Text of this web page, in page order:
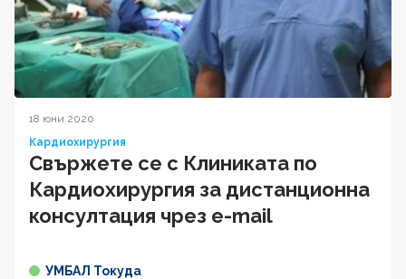
18 юни 2020
Кардиохирургия
Свържете се с Клиниката по
Кардиохирургия за дистанционна
консултация чрез e-mail
УМБАЛ Токуда